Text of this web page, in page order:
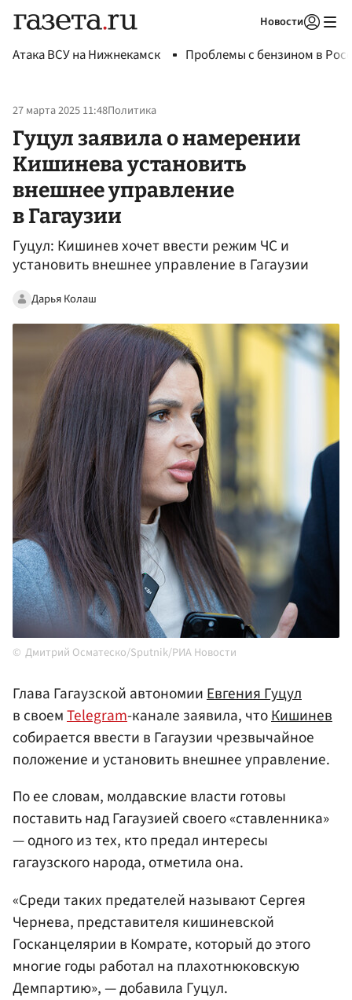
Новости
Атака ВСУ на Нижнекамск Проблемы с бензином в
27 марта 2025 11:48Политика
Гуцул заявила о намерении
Кишинева установить
внешнее управление
в Гагаузии
Гуцул: Кишинев хочет ввести режим ЧС и
установить внешнее управление в Гагаузии
Дарья Колаш
Дмитрий Осматеско/Sputnik/РИА Новости
Глава Гагаузской автономииЕвгения Гуцул
в своемTelegram-канале заявила, чтоКишинев
собирается ввести в Гагаузии чрезвычайное
положение и установить внешнее управление.
По ее словам, молдавские власти готовы
поставить над Гагаузией своего «ставленника»
— одного из тех, кто предал интересы
гагаузского народа, отметила она.
«Среди таких предателей называют Сергея
Чернева, представителя кишиневской
Госканцелярии в Комрате, который до этого
многие годы работал на плахотнюковскую
Демпартию», — добавила Гуцул.